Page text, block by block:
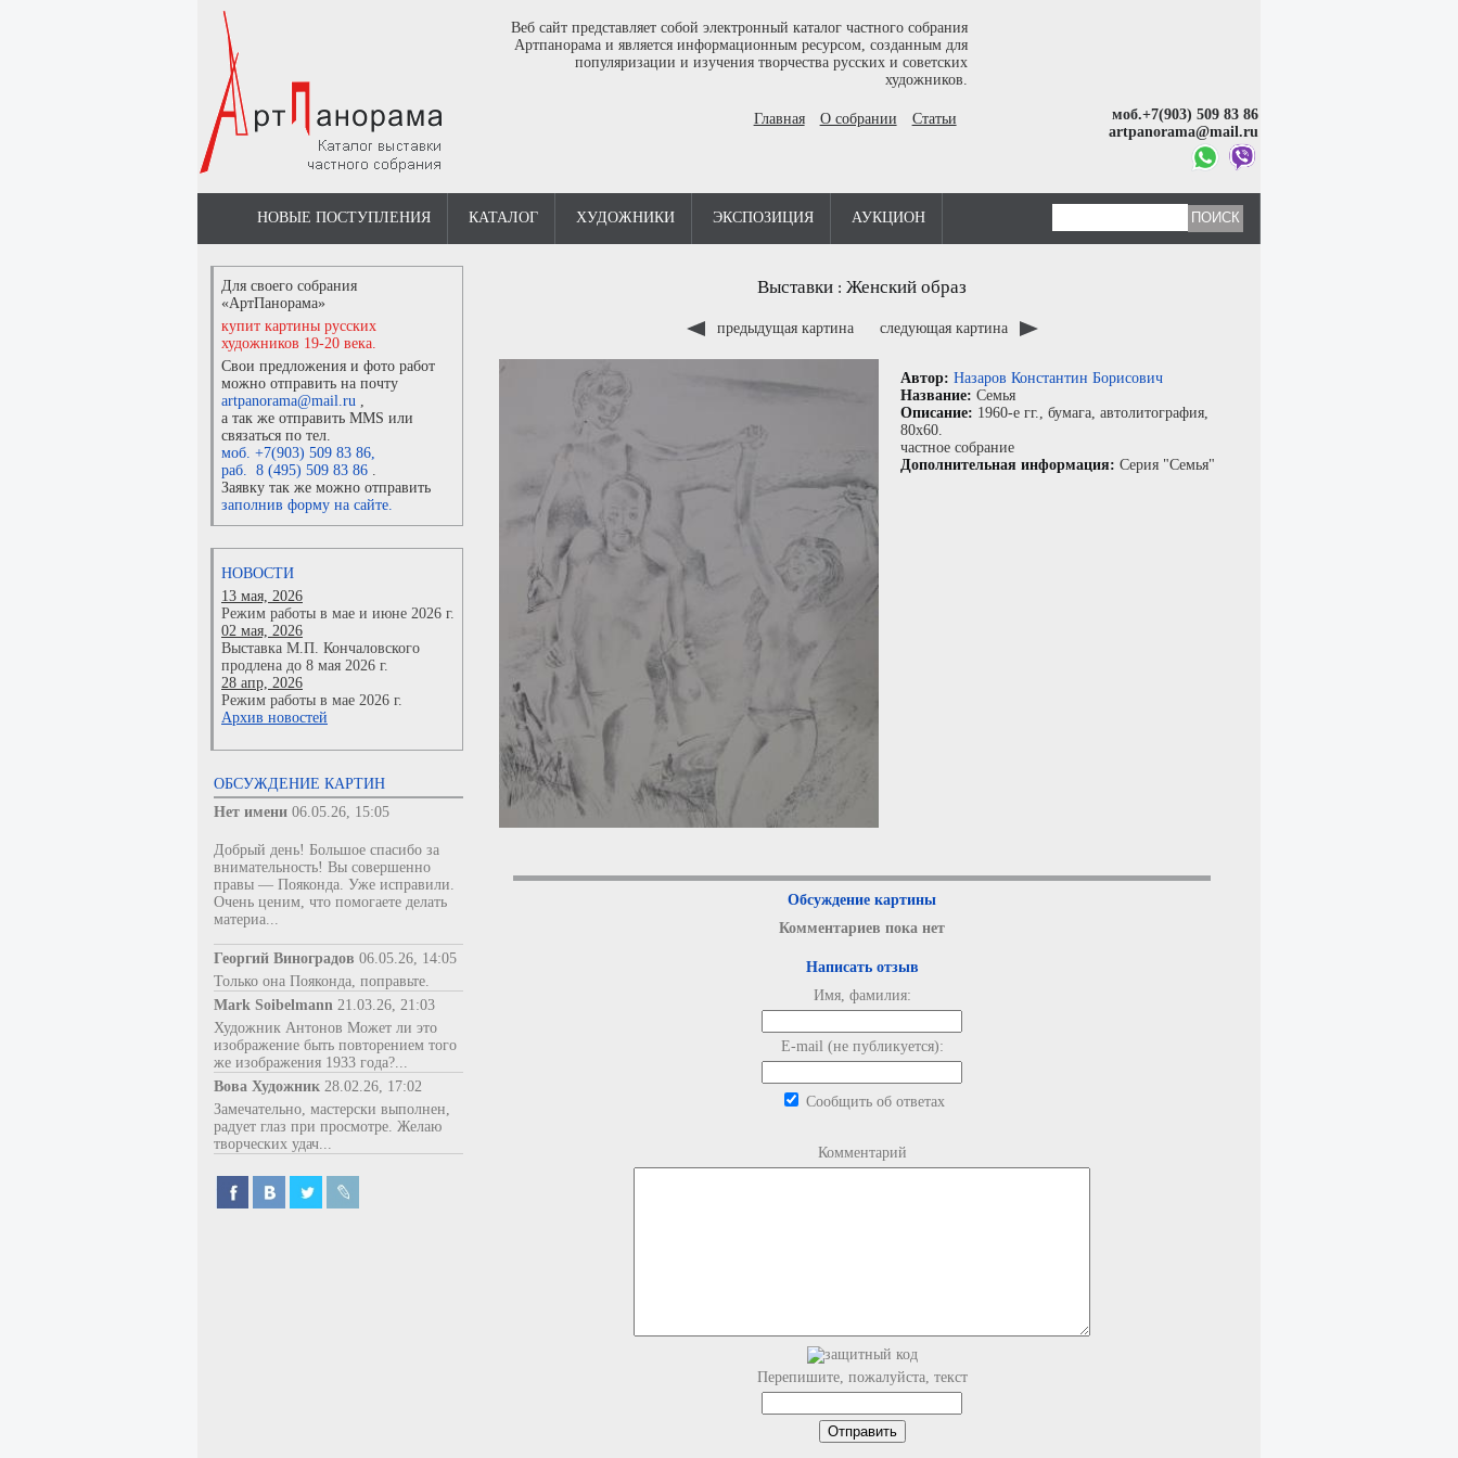
Веб сайт представляет собой электронный каталог частного собрания
Артпанорама и является информационным ресурсом, созданным для
популяризации и изучения творчества русских и советских
художников.
Главная О собрании Статьи
моб.+7(903) 509 83 86
artpanorama@mail.ru
НОВЫЕ ПОСТУПЛЕНИЯ КАТАЛОГ ХУДОЖНИКИ ЭКСПОЗИЦИЯ АУКЦИОН
Для своего собрания
«АртПанорама»
купит картины русских
художников 19-20 века.
Свои предложения и фото работ
можно отправить на почту
artpanorama@mail.ru ,
а так же отправить MMS или
связаться по тел.
моб. +7(903) 509 83 86,
раб. 8 (495) 509 83 86 .
Заявку так же можно отправить
заполнив форму на сайте.
НОВОСТИ
13 мая, 2026
Режим работы в мае и июне 2026 г.
02 мая, 2026
Выставка М.П. Кончаловского
продлена до 8 мая 2026 г.
28 апр, 2026
Режим работы в мае 2026 г.
Архив новостей
ОБСУЖДЕНИЕ КАРТИН
Нет имени 06.05.26, 15:05
Добрый день! Большое спасибо за
внимательность! Вы совершенно
правы — Пояконда. Уже исправили.
Очень ценим, что помогаете делать
материа...
Георгий Виноградов 06.05.26, 14:05
Только она Пояконда, поправьте.
Mark Soibelmann 21.03.26, 21:03
Художник Антонов Может ли это
изображение быть повторением того
же изображения 1933 года?...
Вова Художник 28.02.26, 17:02
Замечательно, мастерски выполнен,
радует глаз при просмотре. Желаю
творческих удач...
Выставки : Женский образ
предыдущая картина следующая картина
Автор: Назаров Константин Борисович
Название: Семья
Описание: 1960-е гг., бумага, автолитография,
80x60.
частное собрание
Дополнительная информация: Серия "Семья"
Обсуждение картины
Комментариев пока нет
Написать отзыв
Имя, фамилия:
E-mail (не публикуется):
Сообщить об ответах
Комментарий
Перепишите, пожалуйста, текст